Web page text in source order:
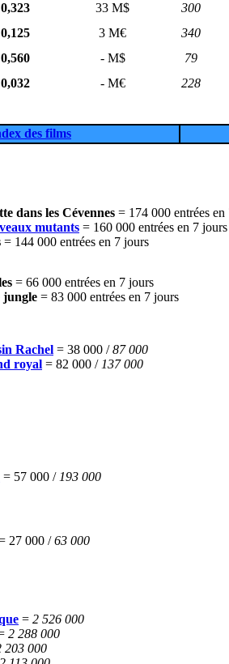
0,323 33 M$ 300
0,125 3 M€ 340
0,560 - M$ 79
0,032 - M€ 228
des films
dans les Cévennes = 174 000 entrées
mutants = 160 000 entrées en 7 jours
= 144 000 entrées en 7 jours
= 66 000 entrées en 7 jours
jungle = 83 000 entrées en 7 jours
Rachel = 38 000 /87 000
royal = 82 000 / 137 000
= 57 000 / 193 000
27 000 /63 000
= 2 526 000
2 288 000
203 000